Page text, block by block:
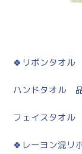
🍀リボンタオル
ハンドタオル
フェイスタオ
🍀レーヨン混リ